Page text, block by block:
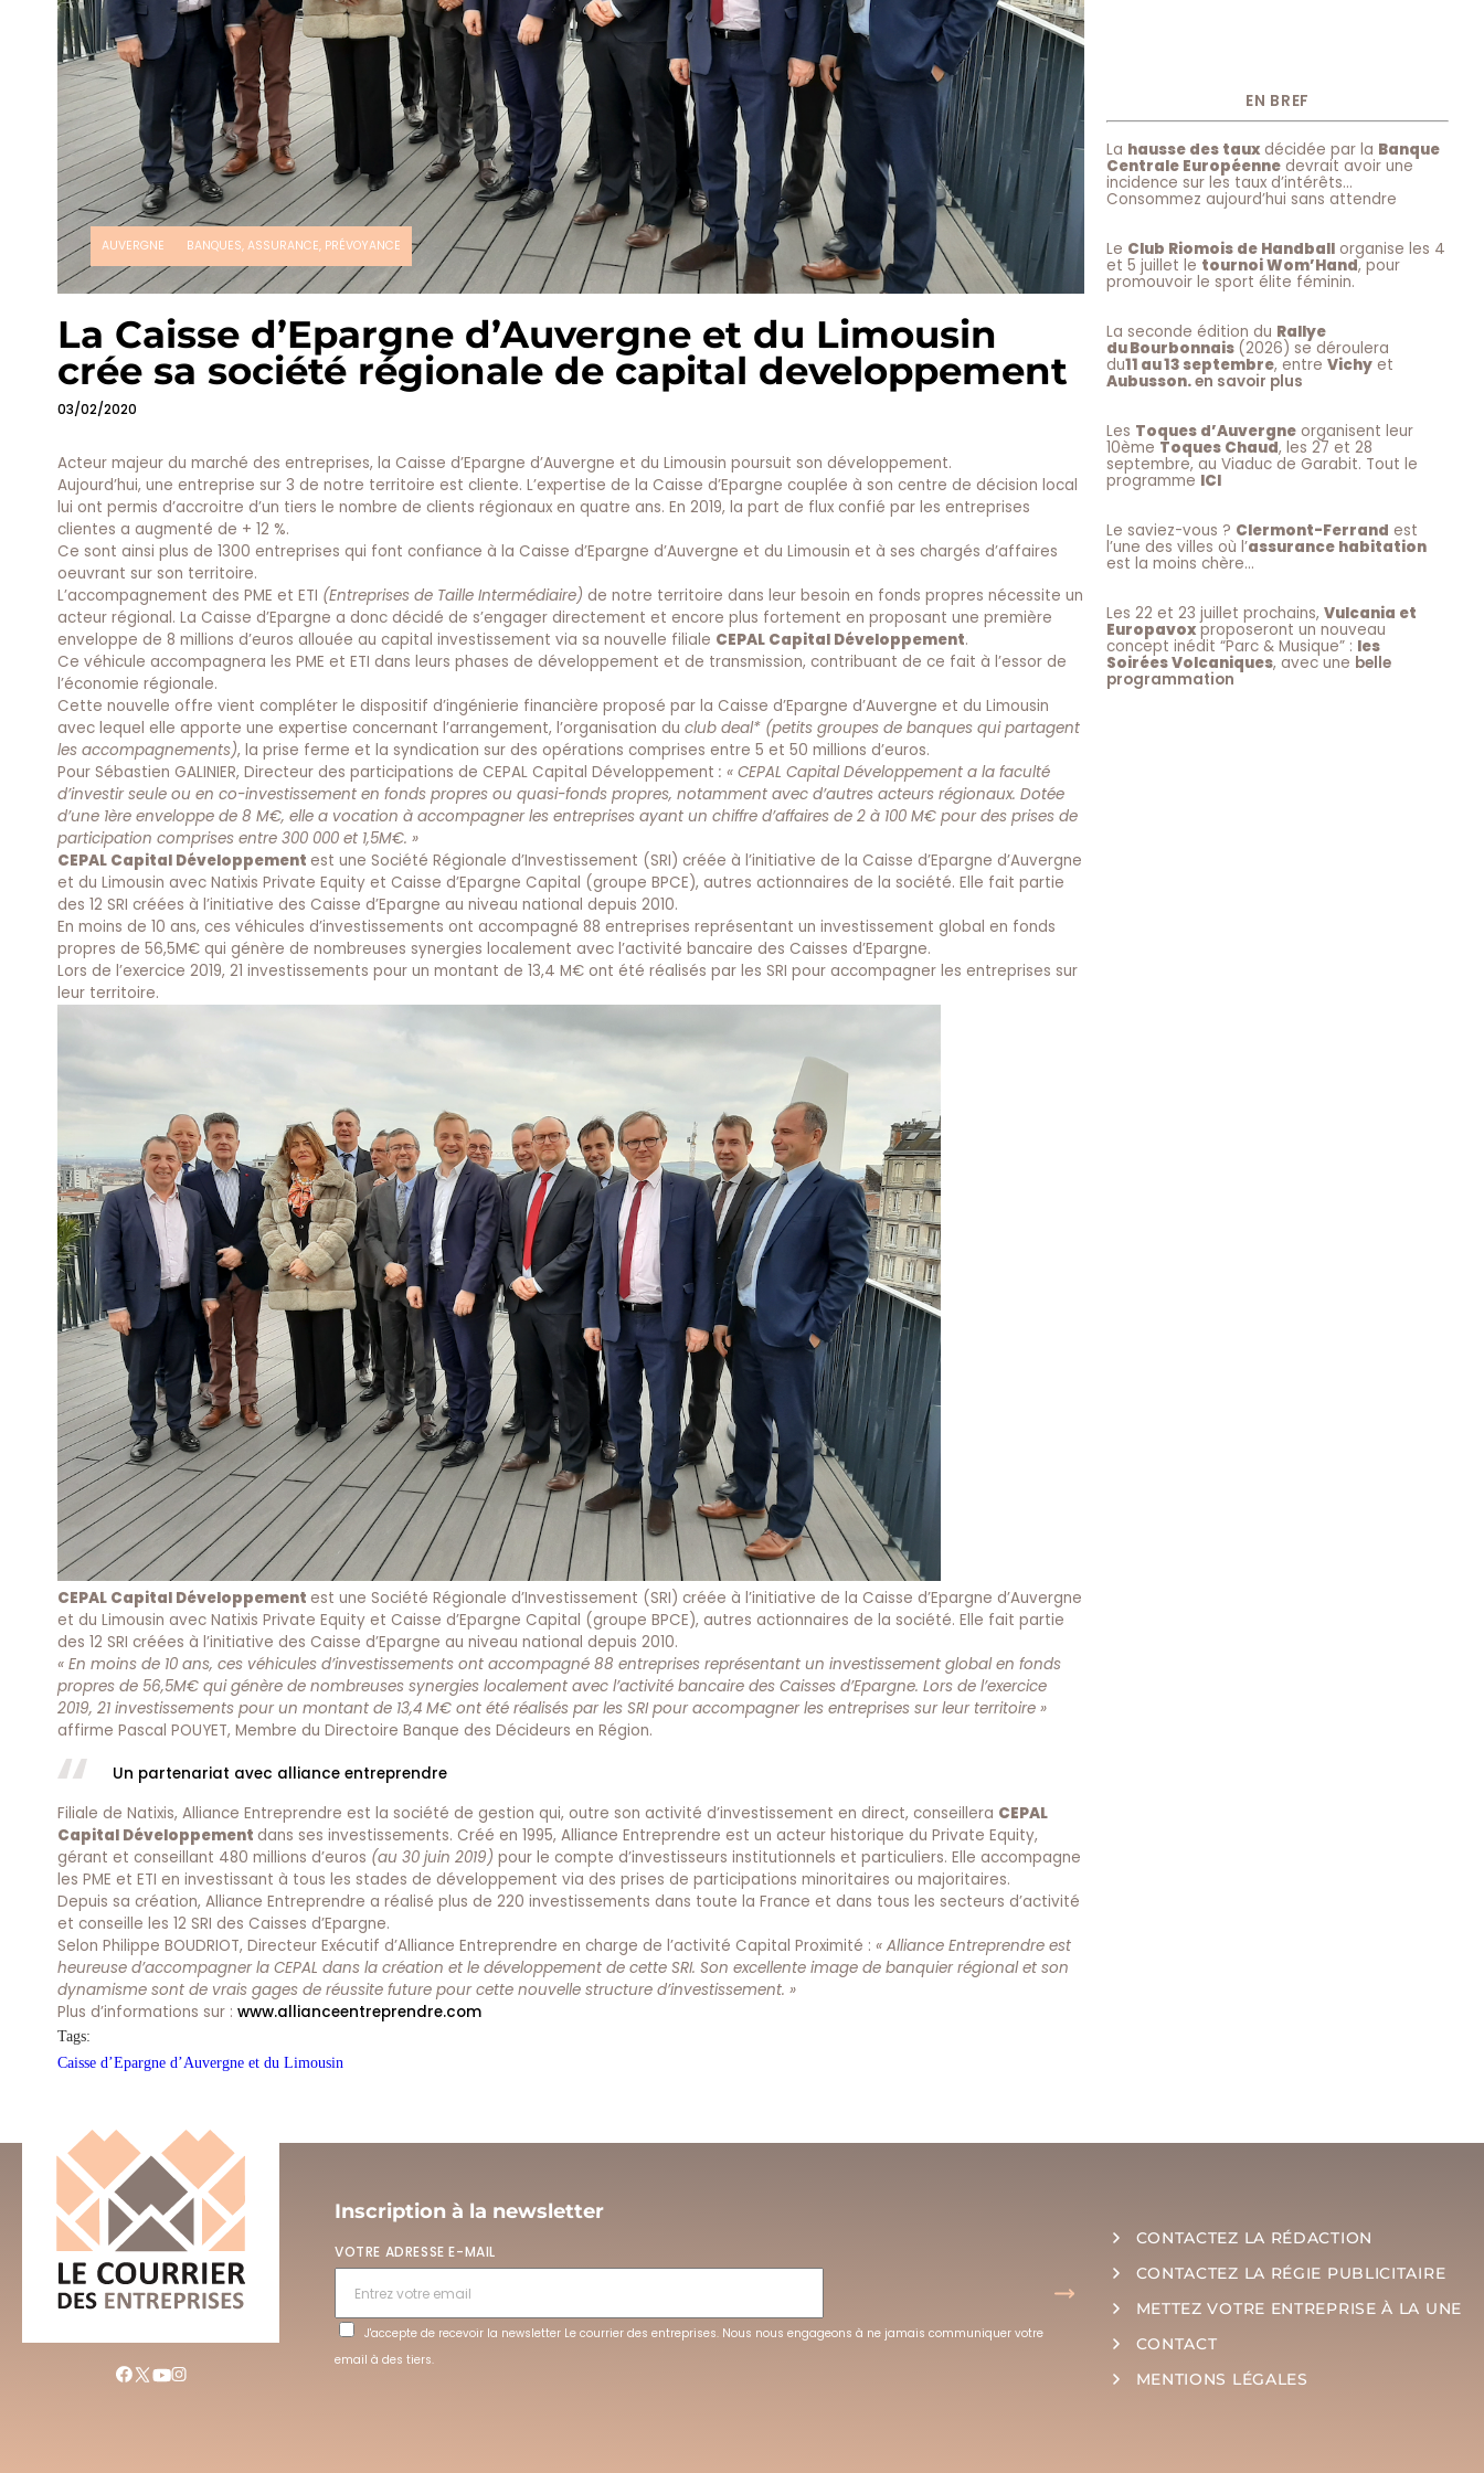
AUVERGNE BANQUES, ASSURANCE, PRÉVOYANCE
La Caisse d’Epargne d’Auvergne et du Limousin
crée sa société régionale de capital developpement
03/02/2020
Acteur majeur du marché des entreprises, la Caisse d’Epargne d’Auvergne et du Limousin poursuit son développement.
Aujourd’hui, une entreprise sur 3 de notre territoire est cliente. L’expertise de la Caisse d’Epargne couplée à son centre de décision local
lui ont permis d’accroitre d’un tiers le nombre de clients régionaux en quatre ans. En 2019, la part de flux confié par les entreprises
clientes a augmenté de + 12 %.
Ce sont ainsi plus de 1300 entreprises qui font confiance à la Caisse d’Epargne d’Auvergne et du Limousin et à ses chargés d’affaires
oeuvrant sur son territoire.
L’accompagnement des PME et ETI (Entreprises de Taille Intermédiaire) de notre territoire dans leur besoin en fonds propres nécessite un
acteur régional. La Caisse d’Epargne a donc décidé de s’engager directement et encore plus fortement en proposant une première
enveloppe de 8 millions d’euros allouée au capital investissement via sa nouvelle filiale CEPAL Capital Développement.
Ce véhicule accompagnera les PME et ETI dans leurs phases de développement et de transmission, contribuant de ce fait à l’essor de
l’économie régionale.
Cette nouvelle offre vient compléter le dispositif d’ingénierie financière proposé par la Caisse d’Epargne d’Auvergne et du Limousin
avec lequel elle apporte une expertise concernant l’arrangement, l’organisation du club deal* (petits groupes de banques qui partagent
les accompagnements), la prise ferme et la syndication sur des opérations comprises entre 5 et 50 millions d’euros.
Pour Sébastien GALINIER, Directeur des participations de CEPAL Capital Développement : « CEPAL Capital Développement a la faculté
d’investir seule ou en co-investissement en fonds propres ou quasi-fonds propres, notamment avec d’autres acteurs régionaux. Dotée
d’une 1ère enveloppe de 8 M€, elle a vocation à accompagner les entreprises ayant un chiffre d’affaires de 2 à 100 M€ pour des prises de
participation comprises entre 300 000 et 1,5M€. »
CEPAL Capital Développement est une Société Régionale d’Investissement (SRI) créée à l’initiative de la Caisse d’Epargne d’Auvergne
et du Limousin avec Natixis Private Equity et Caisse d’Epargne Capital (groupe BPCE), autres actionnaires de la société. Elle fait partie
des 12 SRI créées à l’initiative des Caisse d’Epargne au niveau national depuis 2010.
En moins de 10 ans, ces véhicules d’investissements ont accompagné 88 entreprises représentant un investissement global en fonds
propres de 56,5M€ qui génère de nombreuses synergies localement avec l’activité bancaire des Caisses d’Epargne.
Lors de l’exercice 2019, 21 investissements pour un montant de 13,4 M€ ont été réalisés par les SRI pour accompagner les entreprises sur
leur territoire.
CEPAL Capital Développement est une Société Régionale d’Investissement (SRI) créée à l’initiative de la Caisse d’Epargne d’Auvergne
et du Limousin avec Natixis Private Equity et Caisse d’Epargne Capital (groupe BPCE), autres actionnaires de la société. Elle fait partie
des 12 SRI créées à l’initiative des Caisse d’Epargne au niveau national depuis 2010.
« En moins de 10 ans, ces véhicules d’investissements ont accompagné 88 entreprises représentant un investissement global en fonds
propres de 56,5M€ qui génère de nombreuses synergies localement avec l’activité bancaire des Caisses d’Epargne. Lors de l’exercice
2019, 21 investissements pour un montant de 13,4 M€ ont été réalisés par les SRI pour accompagner les entreprises sur leur territoire »
affirme Pascal POUYET, Membre du Directoire Banque des Décideurs en Région.
Un partenariat avec alliance entreprendre
Filiale de Natixis, Alliance Entreprendre est la société de gestion qui, outre son activité d’investissement en direct, conseillera CEPAL
Capital Développement dans ses investissements. Créé en 1995, Alliance Entreprendre est un acteur historique du Private Equity,
gérant et conseillant 480 millions d’euros (au 30 juin 2019) pour le compte d’investisseurs institutionnels et particuliers. Elle accompagne
les PME et ETI en investissant à tous les stades de développement via des prises de participations minoritaires ou majoritaires.
Depuis sa création, Alliance Entreprendre a réalisé plus de 220 investissements dans toute la France et dans tous les secteurs d’activité
et conseille les 12 SRI des Caisses d’Epargne.
Selon Philippe BOUDRIOT, Directeur Exécutif d’Alliance Entreprendre en charge de l’activité Capital Proximité : « Alliance Entreprendre est
heureuse d’accompagner la CEPAL dans la création et le développement de cette SRI. Son excellente image de banquier régional et son
dynamisme sont de vrais gages de réussite future pour cette nouvelle structure d’investissement. »
Plus d’informations sur : www.allianceentreprendre.com
Tags:
Caisse d’Epargne d’Auvergne et du Limousin
EN BREF
La hausse des taux décidée par la Banque
Centrale Européenne devrait avoir une
incidence sur les taux d’intérêts…
Consommez aujourd’hui sans attendre
Le Club Riomois de Handball organise les 4
et 5 juillet le tournoi Wom’Hand, pour
promouvoir le sport élite féminin.
La seconde édition du Rallye
du Bourbonnais (2026) se déroulera
du11 au 13 septembre, entre Vichy et
Aubusson.en savoir plus
Les Toques d’Auvergne organisent leur
10ème Toques Chaud, les 27 et 28
septembre, au Viaduc de Garabit. Tout le
programme ICI
Le saviez-vous ? Clermont-Ferrand est
l’une des villes où l’assurance habitation
est la moins chère…
Les 22 et 23 juillet prochains, Vulcania et
Europavox proposeront un nouveau
concept inédit “Parc & Musique” : les
Soirées Volcaniques, avec une belle
programmation
Inscription à la newsletter
VOTRE ADRESSE E-MAIL
J'accepte de recevoir la newsletter Le courrier des entreprises. Nous nous engageons à ne jamais communiquer votre
email à des tiers.
CONTACTEZ LA RÉDACTION
CONTACTEZ LA RÉGIE PUBLICITAIRE
METTEZ VOTRE ENTREPRISE À LA UNE
CONTACT
MENTIONS LÉGALES